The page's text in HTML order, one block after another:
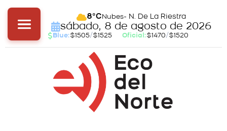
8°C Nubes- N. De La Riestra
sábado, 8 de agosto de 2026
Blue:$1505/$1525 Oficial:$1470/$1520